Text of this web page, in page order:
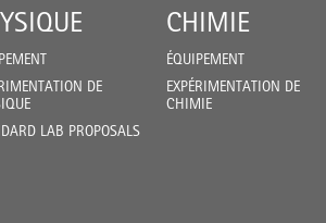
DE
LAB PROPOSALS
CHIMIE
ÉQUIPEMENT
EXPÉRIMENTATION DE
CHIMIE